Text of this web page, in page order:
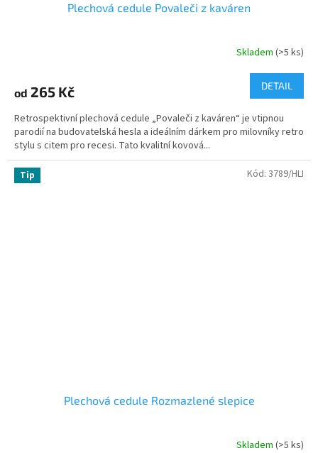
Plechová cedule Povaleči z kaváren
je
z
5
hvězdiček.
Skladem(>5 ks)
od 265 Kč DETAIL
Retrospektivní plechová cedule „Povaleči z kaváren“ je vtipnou
parodií na budovatelská hesla a ideálním dárkem pro milovníky retro
stylu s citem pro recesi. Tato kvalitní kovová...
Tip
Plechová cedule Rozmazlené slepice
Skladem (>5 ks)
Kód: 3789/HLI